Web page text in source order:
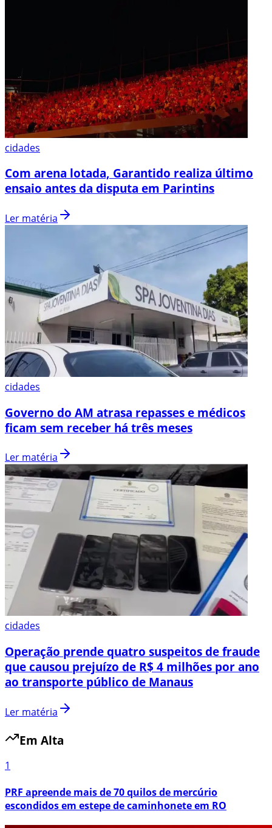
cidades
Com arena lotada, Garantido realiza último
ensaio antes da disputa em Parintins
Ler matéria
cidades
Governo do AM atrasa repasses e médicos
ficam sem receber há três meses
Ler matéria
cidades
Operação prende quatro suspeitos de fraude
que causou prejuízo de R$ 4 milhões por ano
ao transporte público de Manaus
Ler matéria
Em Alta
1
PRF apreende mais de 70 quilos de mercúrio
escondidos em estepe de caminhonete em RO